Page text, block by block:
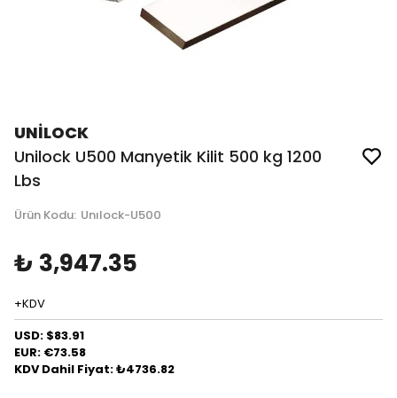
UNİLOCK
Unilock U500 Manyetik Kilit 500 kg 1200
Lbs
Ürün Kodu: Unılock-U500
₺ 3,947.35
+KDV
USD: $83.91
EUR: €73.58
KDV Dahil Fiyat: ₺4736.82